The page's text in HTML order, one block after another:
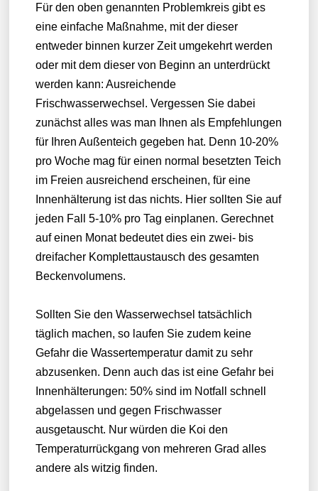
Für den oben genannten Problemkreis gibt es
eine einfache Maßnahme, mit der dieser
entweder binnen kurzer Zeit umgekehrt werden
oder mit dem dieser von Beginn an unterdrückt
werden kann: Ausreichende
Frischwasserwechsel. Vergessen Sie dabei
zunächst alles was man Ihnen als Empfehlungen
für Ihren Außenteich gegeben hat. Denn 10-20%
pro Woche mag für einen normal besetzten Teich
im Freien ausreichend erscheinen, für eine
Innenhälterung ist das nichts. Hier sollten Sie auf
jeden Fall 5-10% pro Tag einplanen. Gerechnet
auf einen Monat bedeutet dies ein zwei- bis
dreifacher Komplettaustausch des gesamten
Beckenvolumens.
Sollten Sie den Wasserwechsel tatsächlich
täglich machen, so laufen Sie zudem keine
Gefahr die Wassertemperatur damit zu sehr
abzusenken. Denn auch das ist eine Gefahr bei
Innenhälterungen: 50% sind im Notfall schnell
abgelassen und gegen Frischwasser
ausgetauscht. Nur würden die Koi den
Temperaturrückgang von mehreren Grad alles
andere als witzig finden.